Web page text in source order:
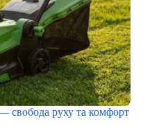
свобода руху та комфорт